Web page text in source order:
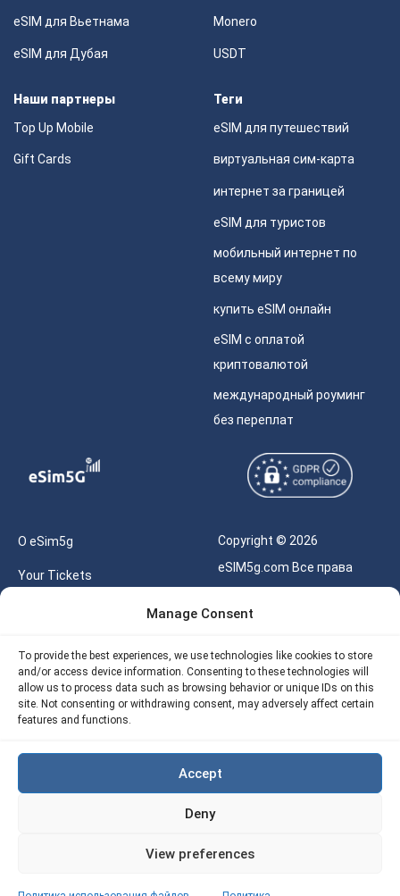
Manage Consent
To provide the best experiences, we use technologies like cookies to store
and/or access device information. Consenting to these technologies will
allow us to process data such as browsing behavior or unique IDs on this
site. Not consenting or withdrawing consent, may adversely affect certain
features and functions.
Accept
Deny
View preferences
eSIM для Вьетнама
eSIM для Дубая
Monero
USDT
Наши партнеры
Top Up Mobile
Gift Cards
Теги
eSIM для путешествий
виртуальная сим-карта
интернет за границей
eSIM для туристов
мобильный интернет по
всему миру
купить eSIM онлайн
eSIM с оплатой
криптовалютой
международный роуминг
без переплат
О eSim5g
Your Tickets
Калькулятор для eSIM
Политика возврата
eSIM5G
Copyright © 2026
eSIM5g.com Все права
Политика
конфиденциальности
Site Map